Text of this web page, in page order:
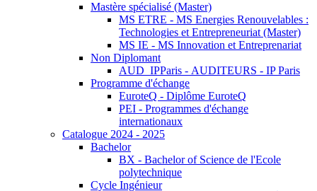
Mastère spécialisé (Master)
MS ETRE - MS Energies Renouvelables :
Technologies et Entrepreneuriat (Master)
MS IE - MS Innovation et Entreprenariat
Non Diplomant
AUD_IPParis - AUDITEURS - IP Paris
Programme d'échange
EuroteQ - Diplôme EuroteQ
PEI - Programmes d'échange
internationaux
Catalogue 2024 - 2025
Bachelor
BX - Bachelor of Science de l'Ecole
polytechnique
Cycle Ingénieur